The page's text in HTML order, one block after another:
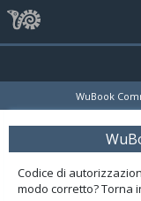
WuBook
Codice di
modo corretto? Torna